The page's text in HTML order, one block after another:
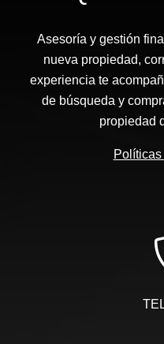
Asesoría y gestión
nueva propiedad,
experiencia te
de búsqueda y
propiedad